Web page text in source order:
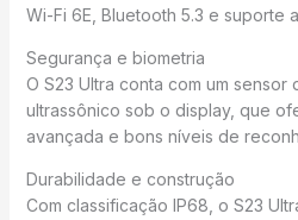
Wi-Fi 6E, Bluetooth 5.3 e suporte
Segurança e biometria
O S23 Ultra conta com um sensor
ultrassônico sob o display, que
avançada e bons níveis de
Durabilidade e construção
Com classificação IP68, o S23